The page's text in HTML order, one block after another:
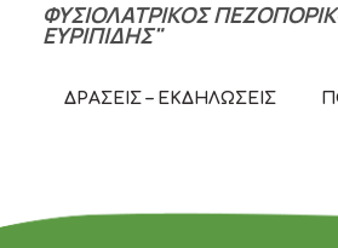
ΦΥΣΙΟΛΑΤΡΙΚΟΣ
ΕΥΡΙΠΙΔΗΣ"
ΔΡΆΣΕΙΣ – ΕΚΔΗΛΏΣΕΙΣ